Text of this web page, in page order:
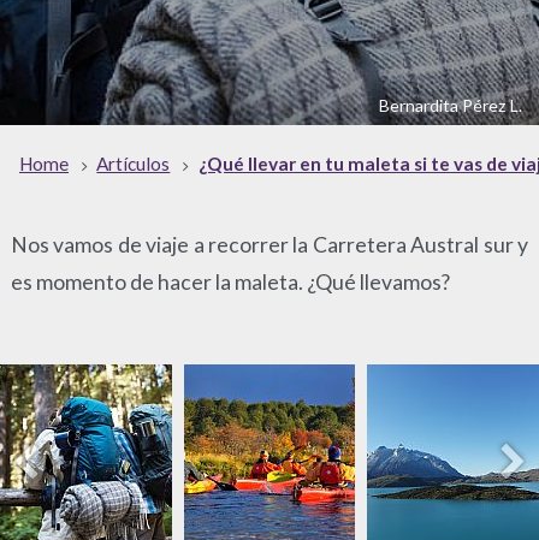
Bernardita Pérez L.
Home Artículos ¿Qué llevar en tu maleta si te vas de
Nos vamos de viaje a recorrer la Carretera Austral sur y
es momento de hacer la maleta. ¿Qué llevamos?